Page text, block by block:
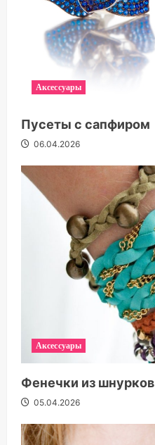
Аксессуары
Пусеты с сапфиром
06.04.2026
Аксессуары
Фенечки из шнурков
05.04.2026